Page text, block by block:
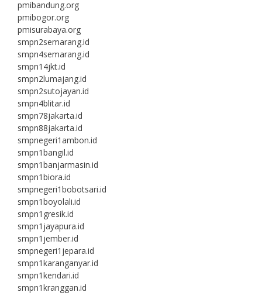
pmibandung.org
pmibogor.org
pmisurabaya.org
smpn2semarang.id
smpn4semarang.id
smpn14jkt.id
smpn2lumajang.id
smpn2sutojayan.id
smpn4blitar.id
smpn78jakarta.id
smpn88jakarta.id
smpnegeri1ambon.id
smpn1bangil.id
smpn1banjarmasin.id
smpn1biora.id
smpnegeri1bobotsari.id
smpn1boyolali.id
smpn1gresik.id
smpn1jayapura.id
smpn1jember.id
smpnegeri1jepara.id
smpn1karanganyar.id
smpn1kendari.id
smpn1kranggan.id